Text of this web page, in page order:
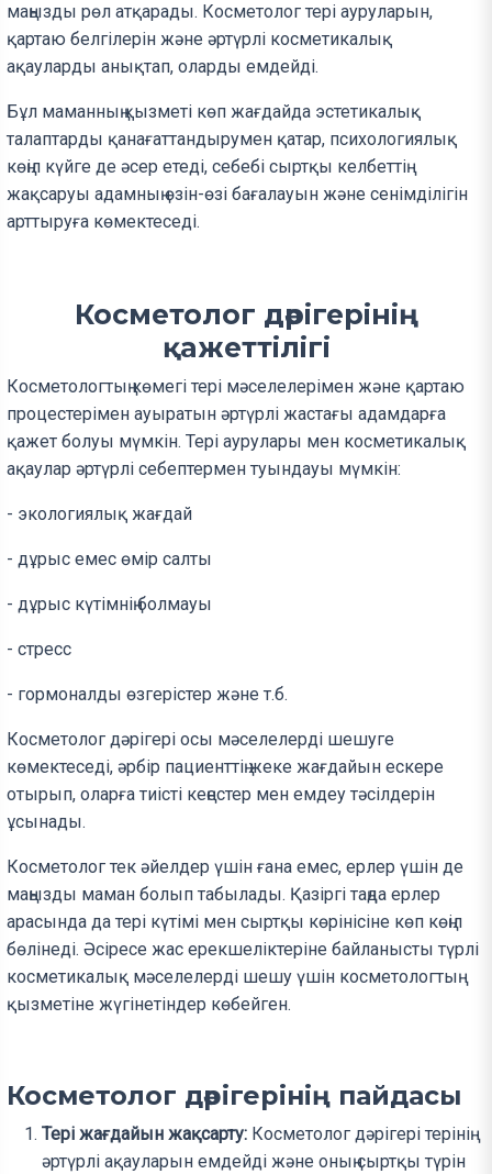
маңызды рөл атқарады. Косметолог тері ауруларын,
қартаю белгілерін және әртүрлі косметикалық
ақауларды анықтап, оларды емдейді.
Бұл маманның қызметі көп жағдайда эстетикалық
талаптарды қанағаттандырумен қатар, психологиялық
көңіл күйге де әсер етеді, себебі сыртқы келбеттің
жақсаруы адамның өзін-өзі бағалауын және сенімділігін
арттыруға көмектеседі.
Косметолог дәрігерінің
қажеттілігі
Косметологтың көмегі тері мәселелерімен және қартаю
процестерімен ауыратын әртүрлі жастағы адамдарға
қажет болуы мүмкін. Тері аурулары мен косметикалық
ақаулар әртүрлі себептермен туындауы мүмкін:
- экологиялық жағдай
- дұрыс емес өмір салты
- дұрыс күтімнің болмауы
- стресс
- гормоналды өзгерістер және т.б.
Косметолог дәрігері осы мәселелерді шешуге
көмектеседі, әрбір пациенттің жеке жағдайын ескере
отырып, оларға тиісті кеңестер мен емдеу тәсілдерін
ұсынады.
Косметолог тек әйелдер үшін ғана емес, ерлер үшін де
маңызды маман болып табылады. Қазіргі таңда ерлер
арасында да тері күтімі мен сыртқы көрінісіне көп көңіл
бөлінеді. Әсіресе жас ерекшеліктеріне байланысты түрлі
косметикалық мәселелерді шешу үшін косметологтың
қызметіне жүгінетіндер көбейген.
Косметолог дәрігерінің пайдасы
Тері жағдайын жақсарту: Косметолог дәрігері терінің
әртүрлі ақауларын емдейді және оның сыртқы түрін